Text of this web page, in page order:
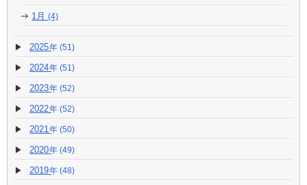
1月 (4)
2025 (51)
2024 (51)
2023 (52)
2022 (52)
2021 (50)
2020 (49)
2019 (48)